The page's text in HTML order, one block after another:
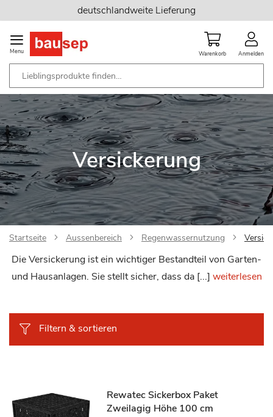
Inhalt
springen
deutschlandweite Lieferung
Menu Warenkorb Anmelden
Versickerung
Startseite Aussenbereich Regenwassernutzung
Die Versickerung ist ein wichtiger Bestandteil von Garten-
und Hausanlagen. Sie stellt sicher, dass da [...] weiterlesen
Filtern & sortieren
Rewatec Sickerbox Paket
Zweilagig Höhe 100 cm